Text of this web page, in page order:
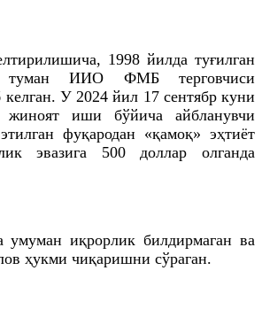
1998 йилда туғилган
ИИО ФМБ терговчиси
У 2024 йил 17 сентябр куни
иши бўйича айбланувчи
фуқародан «қамоқ» эҳтиёт
эвазига 500 доллар олганда
умуман иқрорлик билдирмаган ва
ҳукми чиқаришни сўраган.